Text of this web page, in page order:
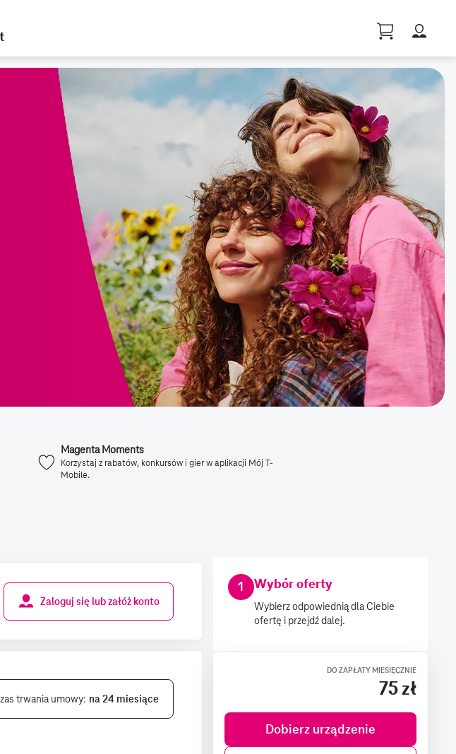
Profil
Magenta Moments
Korzystaj z rabatów, konkursów i gier w aplikacji Mój T-
Mobile.
Zaloguj się lub załóż konto
trwania umowy na 24 miesiące
1 Wybór oferty
Wybierz odpowiednią dla Ciebie
ofertę i przejdź dalej.
DO ZAPŁATY MIESIĘCZNIE
75 zł
Dobierz urządzenie